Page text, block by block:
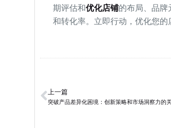
期评估和优化店铺的布局、品牌
和转化率。立即行动，优化您
上一篇
突破产品差异化困境：创新策略和市场洞察力的